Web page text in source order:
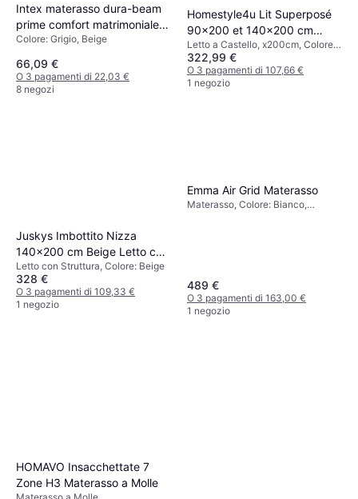
Intex materasso dura-beam
prime comfort matrimoniale
con tecnologia fiber tech
Colore: Grigio, Beige
66,09 €
O 3 pagamenti di 22,03 €
8 negozi
Homestyle4u Lit Superposé
90x200 et 140x200 cm
Letto a Castello
Letto a Castello, x200cm, Colore:
Grigio
322,99 €
O 3 pagamenti di 107,66 €
1 negozio
Juskys Imbottito Nizza
140x200 cm Beige Letto con
Struttura
Letto con Struttura, Colore: Beige
328 €
O 3 pagamenti di 109,33 €
1 negozio
Emma Air Grid Materasso
Materasso, Colore: Bianco,
489 €
O 3 pagamenti di 163,00 €
1 negozio
HOMAVO Insacchettate 7
Zone H3 Materasso a Molle